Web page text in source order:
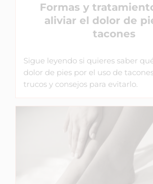
Formas y
aliviar el dolor de
tacones
Sigue leyendo si quieres saber
dolor de pies por el uso de
trucos y consejos para evitarlo.